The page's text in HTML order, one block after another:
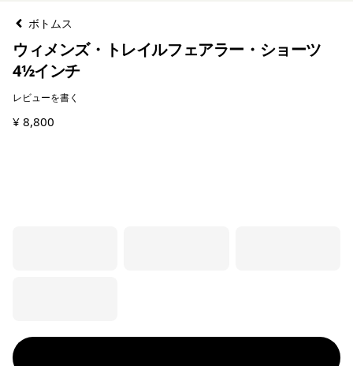
ボトムス
ウィメンズ・トレイルフェアラー・ショーツ
4½インチ
レビューを書く
¥ 8,800